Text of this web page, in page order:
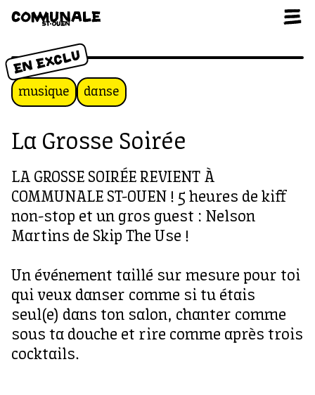
Aller au contenu
EN EXCLU
musique danse
La Grosse Soirée
LA GROSSE SOIRÉE REVIENT À
COMMUNALE ST-OUEN ! 5 heures de kiff
non-stop et un gros guest : Nelson
Martins de Skip The Use !
Un événement taillé sur mesure pour toi
qui veux danser comme si tu étais
seul(e) dans ton salon, chanter comme
sous ta douche et rire comme après trois
cocktails.